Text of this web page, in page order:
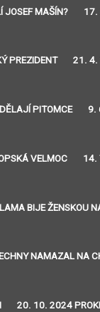
JOSEF MAŠÍN? 17.
PREZIDENT 21. 4.
PITOMCE 9.
VELMOC 14.
BIJE ŽENSKOU
NAMAZAL NA
20. 10. 2024